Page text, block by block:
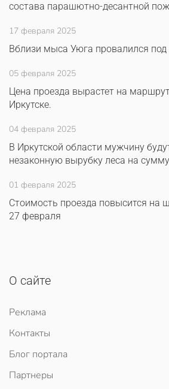
состава парашютно-десантной
17 февраля 2025
Вблизи мыса Уюга провалился
05 февраля 2025
Цена проезда вырастет на
Иркутске.
04 февраля 2025
В Иркутской области мужчину
незаконную вырубку леса на
01 февраля 2025
Стоимость проезда повысится на
27 февраля
О сайте
Реклама
Контакты
Блог портала
Партнеры